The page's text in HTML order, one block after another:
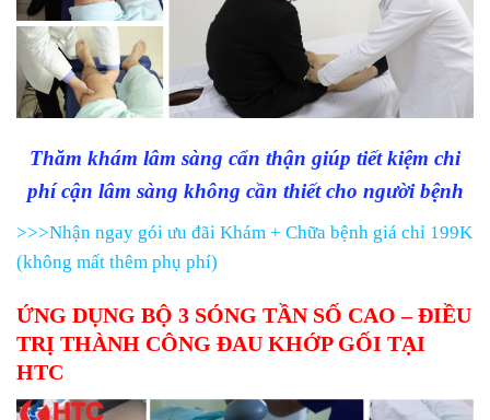
Thăm khám lâm sàng cẩn thận giúp tiết kiệm chi
phí cận lâm sàng không cần thiết cho người bệnh
>>>Nhận ngay gói ưu đãi Khám + Chữa bệnh giá chỉ 199K
(không mất thêm phụ phí)
ỨNG DỤNG BỘ 3 SÓNG TẦN SỐ CAO – ĐIỀU
TRỊ THÀNH CÔNG ĐAU KHỚP GỐI TẠI
HTC